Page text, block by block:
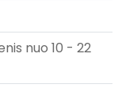
nuo 10 - 22